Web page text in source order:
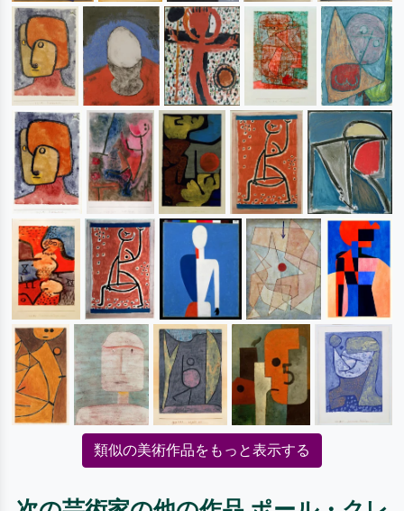
類似の美術作品をもっと表示する